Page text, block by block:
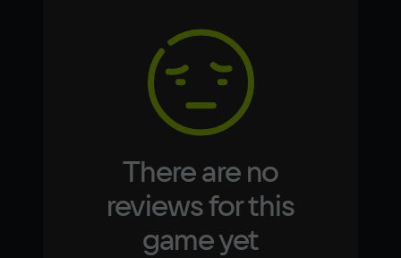
Video card
NVIDIA Geforce GTX 660 2 GB
Other
DirectX(R): 11, Звуковая карта: совместимая
Japanese
There are no
reviews for this
game yet